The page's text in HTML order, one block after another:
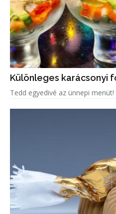
Különleges karácsonyi
Tedd egyedivé az ünnepi menüt!